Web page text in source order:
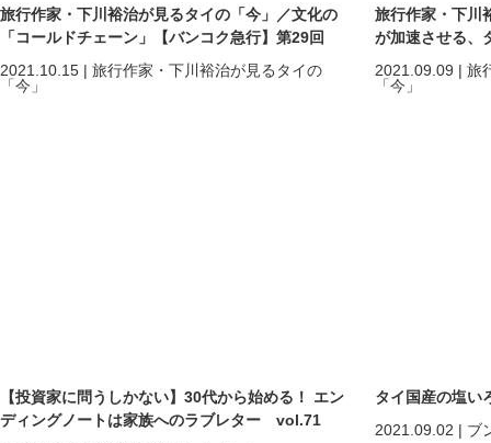
旅行作家・下川裕治が見るタイの「今」／文化の
「コールドチェーン」【バンコク急行】第29回
2021.10.15 | 旅行作家・下川裕治が見るタイの
「今」
旅行作家・下川
が加速させる、
2021.09.09 | 旅
「今」
【投資家に問うしかない】30代から始める！ エン
ディングノートは家族へのラブレター vol.71
タイ国産の塩い
2021.09.02 | ブ